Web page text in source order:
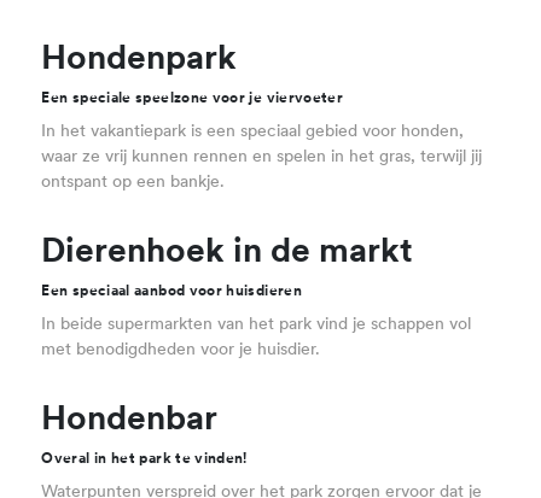
Hondenpark
Een speciale speelzone voor je viervoeter
In het vakantiepark is een speciaal gebied voor honden,
waar ze vrij kunnen rennen en spelen in het gras, terwijl jij
ontspant op een bankje.
Dierenhoek in de markt
Een speciaal aanbod voor huisdieren
In beide supermarkten van het park vind je schappen vol
met benodigdheden voor je huisdier.
Hondenbar
Overal in het park te vinden!
Waterpunten verspreid over het park zorgen ervoor dat je